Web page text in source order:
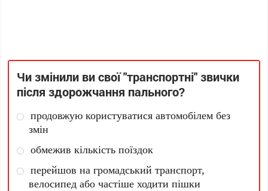
Чи змінили ви свої "транспортні" звички
після здорожчання пального?
продовжую користуватися автомобілем без
змін
обмежив кількість поїздок
перейшов на громадський транспорт,
велосипед або частіше ходити пішки